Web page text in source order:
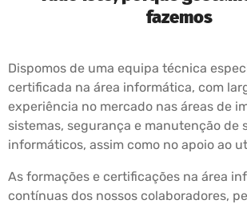
fazemos
Dispomos de uma equipa técnica
certificada na área informática, com
experiência no mercado nas áreas de
sistemas, segurança e manutenção de
informáticos, assim como no apoio ao
As formações e certificações na área
contínuas dos nossos colaboradores,